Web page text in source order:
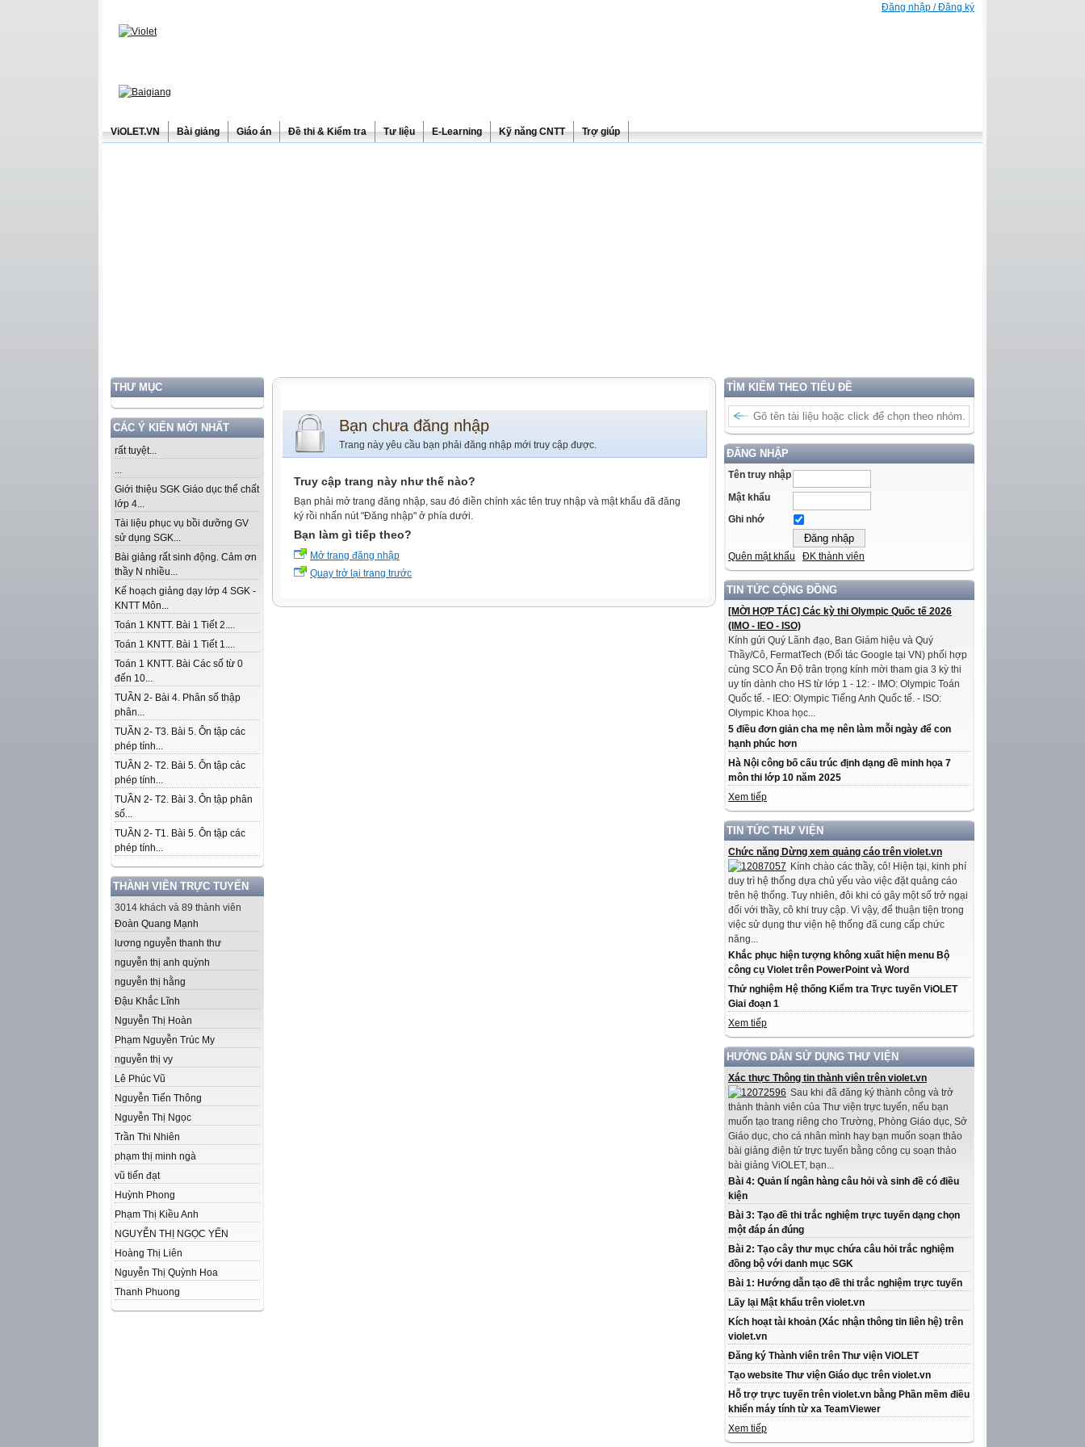
Đăng nhập / Đăng ký
ViOLET.VN Bài giảng Giáo án Đề thi & Kiểm tra Tư liệu E-Learning Kỹ năng CNTT Trợ giúp
THƯ MỤC
CÁC Ý KIẾN MỚI NHẤT
rất tuyệt...
...
Giới thiệu SGK Giáo dục thể chất
lớp 4...
Tài liệu phục vụ bồi dưỡng GV
sử dụng SGK...
Bài giảng rất sinh động. Cảm ơn
thầy N nhiều...
Kế hoạch giảng dạy lớp 4 SGK -
KNTT Môn...
Toán 1 KNTT. Bài 1 Tiết 2....
Toán 1 KNTT. Bài 1 Tiết 1....
Toán 1 KNTT. Bài Các số từ 0
đến 10...
TUẦN 2- Bài 4. Phân số thập
phân...
TUẦN 2- T3. Bài 5. Ôn tập các
phép tính...
TUẦN 2- T2. Bài 5. Ôn tập các
phép tính...
TUẦN 2- T2. Bài 3. Ôn tập phân
số...
TUẦN 2- T1. Bài 5. Ôn tập các
phép tính...
THÀNH VIÊN TRỰC TUYẾN
3014 khách và 89 thành viên
Đoàn Quang Mạnh
lương nguyễn thanh thư
nguyễn thị anh quỳnh
nguyễn thị hằng
Đậu Khắc Lĩnh
Nguyễn Thị Hoàn
Phạm Nguyễn Trúc My
nguyễn thị vy
Lê Phúc Vũ
Nguyễn Tiến Thông
Nguyễn Thị Ngọc
Trần Thi Nhiên
phạm thị minh ngà
vũ tiến đạt
Huỳnh Phong
Phạm Thị Kiều Anh
NGUYỄN THỊ NGỌC YẾN
Hoàng Thị Liên
Nguyễn Thị Quỳnh Hoa
Thanh Phuong
TÌM KIẾM THEO TIÊU ĐỀ
ĐĂNG NHẬP
Tên truy nhập
Mật khẩu
Ghi nhớ
Quên mật khẩu ĐK thành viên
TIN TỨC CỘNG ĐỒNG
[MỜI HỢP TÁC] Các kỳ thi Olympic Quốc tế 2026
(IMO - IEO - ISO)
Kính gửi Quý Lãnh đạo, Ban Giám hiệu và Quý
Thầy/Cô, FermatTech (Đối tác Google tại VN) phối hợp
cùng SCO Ấn Độ trân trọng kính mời tham gia 3 kỳ thi
uy tín dành cho HS từ lớp 1 - 12: - IMO: Olympic Toán
Quốc tế. - IEO: Olympic Tiếng Anh Quốc tế. - ISO:
Olympic Khoa học...
5 điều đơn giản cha mẹ nên làm mỗi ngày để con
hạnh phúc hơn
Hà Nội công bố cấu trúc định dạng đề minh họa 7
môn thi lớp 10 năm 2025
Xem tiếp
TIN TỨC THƯ VIỆN
Chức năng Dừng xem quảng cáo trên violet.vn
Kính chào các thầy, cô! Hiện tại, kinh phí
duy trì hệ thống dựa chủ yếu vào việc đặt quảng cáo
trên hệ thống. Tuy nhiên, đôi khi có gây một số trở ngại
đối với thầy, cô khi truy cập. Vì vậy, để thuận tiện trong
việc sử dụng thư viện hệ thống đã cung cấp chức
năng...
Khắc phục hiện tượng không xuất hiện menu Bộ
công cụ Violet trên PowerPoint và Word
Thử nghiệm Hệ thống Kiểm tra Trực tuyến ViOLET
Giai đoạn 1
Xem tiếp
HƯỚNG DẪN SỬ DỤNG THƯ VIỆN
Xác thực Thông tin thành viên trên violet.vn
Sau khi đã đăng ký thành công và trở
thành thành viên của Thư viện trực tuyến, nếu bạn
muốn tạo trang riêng cho Trường, Phòng Giáo dục, Sở
Giáo dục, cho cá nhân mình hay bạn muốn soạn thảo
bài giảng điện tử trực tuyến bằng công cụ soạn thảo
bài giảng ViOLET, bạn...
Bài 4: Quản lí ngân hàng câu hỏi và sinh đề có điều
kiện
Bài 3: Tạo đề thi trắc nghiệm trực tuyến dạng chọn
một đáp án đúng
Bài 2: Tạo cây thư mục chứa câu hỏi trắc nghiệm
đồng bộ với danh mục SGK
Bài 1: Hướng dẫn tạo đề thi trắc nghiệm trực tuyến
Lấy lại Mật khẩu trên violet.vn
Kích hoạt tài khoản (Xác nhận thông tin liên hệ) trên
violet.vn
Đăng ký Thành viên trên Thư viện ViOLET
Tạo website Thư viện Giáo dục trên violet.vn
Hỗ trợ trực tuyến trên violet.vn bằng Phần mềm điều
khiển máy tính từ xa TeamViewer
Xem tiếp
Bạn chưa đăng nhập
Trang này yêu cầu bạn phải đăng nhập mới truy cập được.
Truy cập trang này như thế nào?
Bạn phải mở trang đăng nhập, sau đó điền chính xác tên truy nhập và mật khẩu đã đăng
ký rồi nhấn nút "Đăng nhập" ở phía dưới.
Bạn làm gì tiếp theo?
Mở trang đăng nhập
Quay trở lại trang trước